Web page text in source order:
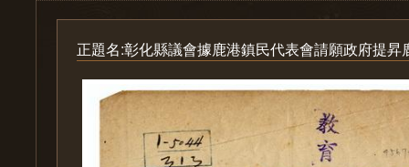
正題名:彰化縣議會據鹿港鎮民代表會請願政府提昇